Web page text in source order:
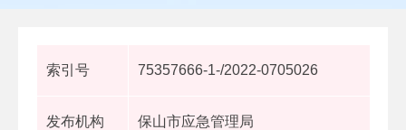
索引号 75357666-1-/2022-0705026
发布机构 保山市应急管理局